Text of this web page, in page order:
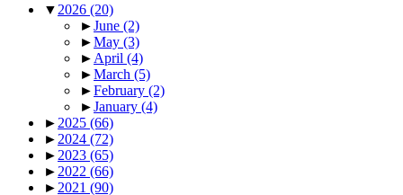
▼ 2026 (20)
►June (2)
►May (3)
► April (4)
►March (5)
►February (2)
►January (4)
► 2025 (66)
► 2024 (72)
► 2023 (65)
► 2022 (66)
► 2021 (90)